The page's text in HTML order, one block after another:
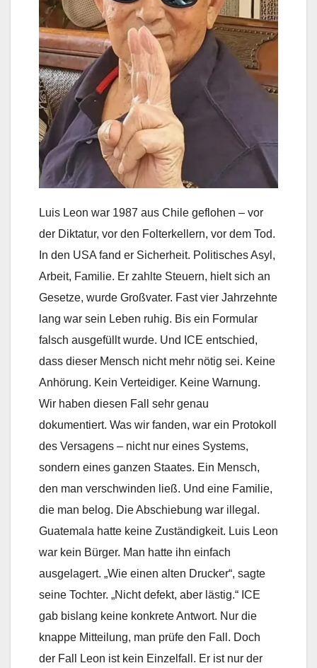
Luis Leon war 1987 aus Chile geflohen – vor
der Diktatur, vor den Folterkellern, vor dem Tod.
In den USA fand er Sicherheit. Politisches Asyl,
Arbeit, Familie. Er zahlte Steuern, hielt sich an
Gesetze, wurde Großvater. Fast vier Jahrzehnte
lang war sein Leben ruhig. Bis ein Formular
falsch ausgefüllt wurde. Und ICE entschied,
dass dieser Mensch nicht mehr nötig sei. Keine
Anhörung. Kein Verteidiger. Keine Warnung.
Wir haben diesen Fall sehr genau
dokumentiert. Was wir fanden, war ein Protokoll
des Versagens – nicht nur eines Systems,
sondern eines ganzen Staates. Ein Mensch,
den man verschwinden ließ. Und eine Familie,
die man belog. Die Abschiebung war illegal.
Guatemala hatte keine Zuständigkeit. Luis Leon
war kein Bürger. Man hatte ihn einfach
ausgelagert. „Wie einen alten Drucker“, sagte
seine Tochter. „Nicht defekt, aber lästig.“ ICE
gab bislang keine konkrete Antwort. Nur die
knappe Mitteilung, man prüfe den Fall. Doch
der Fall Leon ist kein Einzelfall. Er ist nur der